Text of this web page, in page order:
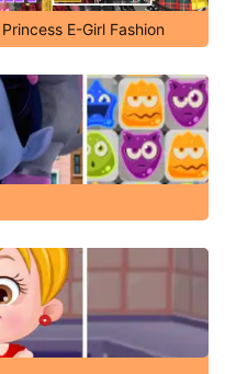
Princess E-Girl Fashion